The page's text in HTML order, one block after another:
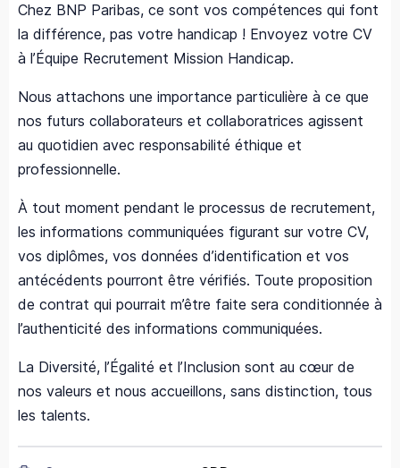
Chez BNP Paribas, ce sont vos compétences qui font
la différence, pas votre handicap ! Envoyez votre CV
à l’Équipe Recrutement Mission Handicap.
Nous attachons une importance particulière à ce que
nos futurs collaborateurs et collaboratrices agissent
au quotidien avec responsabilité éthique et
professionnelle.
À tout moment pendant le processus de recrutement,
les informations communiquées figurant sur votre CV,
vos diplômes, vos données d’identification et vos
antécédents pourront être vérifiés. Toute proposition
de contrat qui pourrait m’être faite sera conditionnée à
l’authenticité des informations communiquées.
La Diversité, l’Égalité et l’Inclusion sont au cœur de
nos valeurs et nous accueillons, sans distinction, tous
les talents.